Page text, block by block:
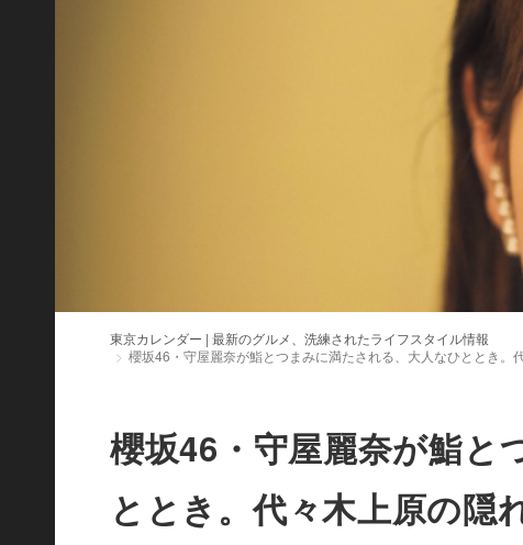
東京カレンダー | 最新のグルメ、洗練されたライフスタイル情報
櫻坂46・守屋麗奈が鮨とつまみに満たされる、大人なひととき。
櫻坂46・守屋麗奈が鮨と
ととき。代々木上原の隠